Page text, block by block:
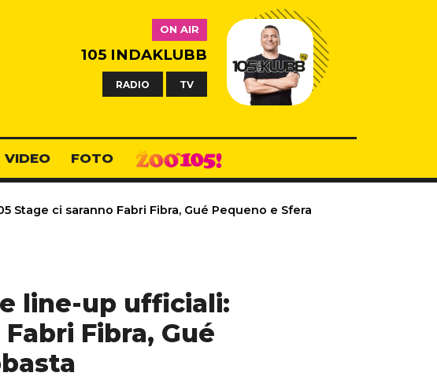
ON AIR
105 INDAKLUBB
RADIO TV
VIDEO FOTO
Stage ci saranno Fabri Fibra, Gué Pequeno e Sfera
line-up ufficiali:
Fibra, Gué